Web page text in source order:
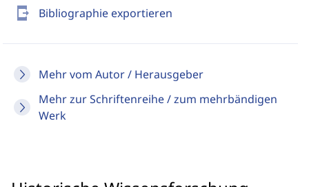
send_to_mobile Bibliographie exportieren
Mehr vom Autor / Herausgeber
Mehr zur Schriftenreihe / zum mehrbändigen
Werk